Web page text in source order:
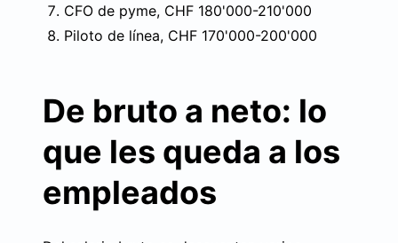
CFO de pyme, CHF 180'000-210'000
Piloto de línea, CHF 170'000-200'000
De bruto a neto: lo
que les queda a los
empleados